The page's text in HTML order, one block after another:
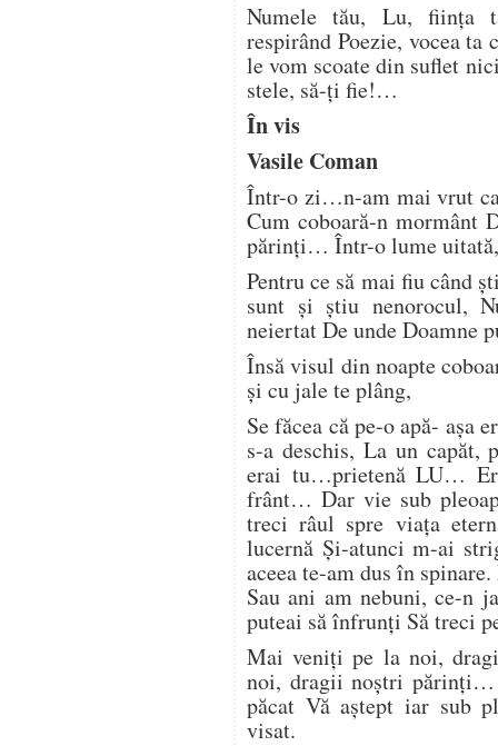
Numele tău, Lu, fiinţa
respirând Poezie, vocea ta
le vom scoate din suflet
stele, să-ţi fie!…
În vis
Vasile Coman
Într-o zi…n-am mai vrut
Cum coboară-n
părinți… Într-o lume
Pentru ce să mai fiu când
sunt și știu nenorocul,
neiertat De unde Doamne
Însă visul din noapte
și cu jale te plâng,
Se făcea că pe-o apă- așa
s-a deschis, La un
erai tu…prietenă LU…
frânt… Dar vie sub
treci râul spre viața
lucernă Și-atunci m-ai
aceea te-am dus în
Sau ani am nebuni, ce-n
puteai să înfrunți Să treci
Mai veniți pe la noi,
noi, dragii noștri părinți…
păcat Vă aștept iar sub
visat.